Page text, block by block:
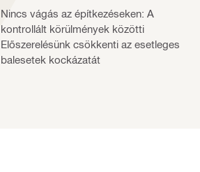
Nincs vágás az építkezéseken: A
kontrollált körülmények közötti
Előszerelésünk csökkenti az esetleges
balesetek kockázatát